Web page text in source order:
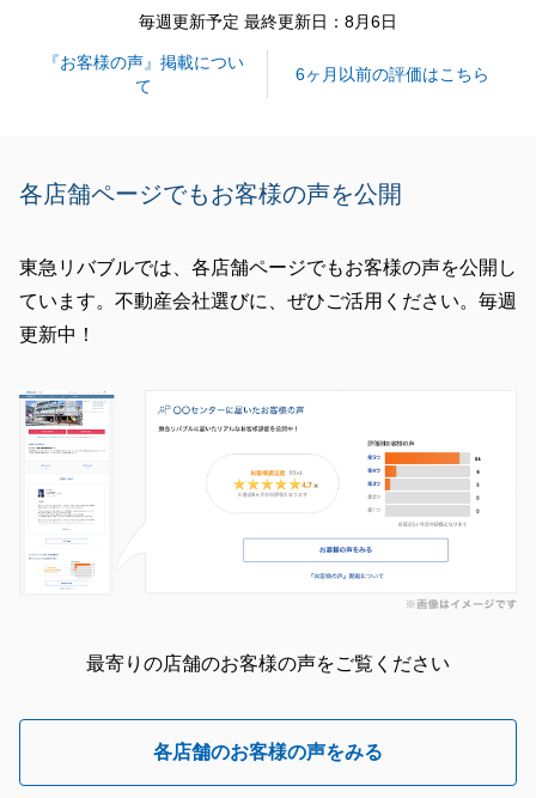
毎週更新予定 最終更新日：8月6日
『お客様の声』掲載につい
て
6ヶ月以前の評価はこちら
各店舗ページでもお客様の声を公開
東急リバブルでは、各店舗ページでもお客様の声を公開し
ています。不動産会社選びに、ぜひご活用ください。毎週
更新中！
最寄りの店舗のお客様の声をご覧ください
各店舗のお客様の声をみる